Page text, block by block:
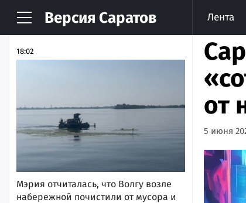
Версия Саратов Лента
НОВОСТИ АРХИВ
18:02
Мэрия отчиталась, что Волгу возле
набережной почистили от мусора и
от
5 июня